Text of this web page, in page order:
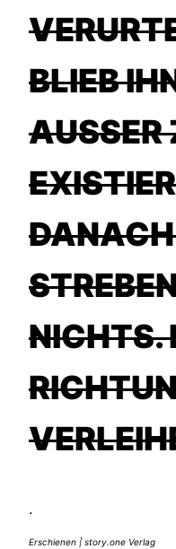
BLIEB
AUSSER
ANACH
TREBEN,
ICHTS.
.
Erschienen | story.one Verlag